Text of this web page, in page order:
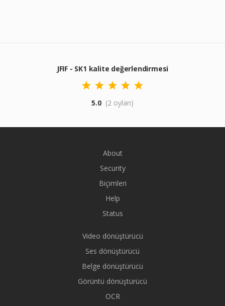
JFIF - SK1 kalite değerlendirmesi
5.0 (2 oyları)
About
Security
Biçimleri
Help
Status
Video dönüştürücü
Ses dönüştürücü
Belge dönüştürücü
Görüntü dönüştürücü
OCR